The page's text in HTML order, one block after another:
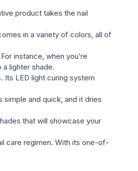
product takes the nail
in a variety of colors, all of
instance, when you’re
lighter shade.
Its LED light curing system
and quick, and it dries
that will showcase your
care regimen. With its one-of-